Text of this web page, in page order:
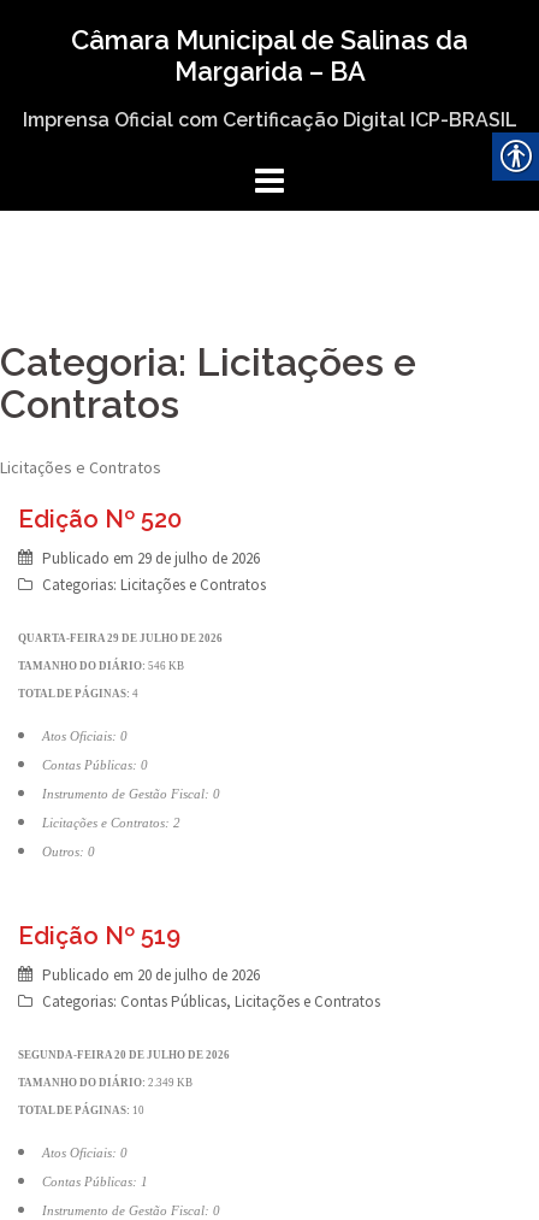
Câmara Municipal de Salinas da
Margarida – BA
Imprensa Oficial com Certificação Digital ICP-BRASIL
Categoria: Licitações e
Contratos
Licitações e Contratos
Edição Nº 520
Publicado em 29 de julho de 2026
Categorias: Licitações e Contratos
QUARTA-FEIRA 29 DE JULHO DE 2026
TAMANHO DO DIÁRIO: 546 KB
TOTAL DE PÁGINAS: 4
Atos Oficiais: 0
Contas Públicas: 0
Instrumento de Gestão Fiscal: 0
Licitações e Contratos: 2
Outros: 0
Edição Nº 519
Publicado em 20 de julho de 2026
Categorias: Contas Públicas, Licitações e Contratos
SEGUNDA-FEIRA 20 DE JULHO DE 2026
TAMANHO DO DIÁRIO: 2.349 KB
TOTAL DE PÁGINAS: 10
Atos Oficiais: 0
Contas Públicas: 1
Instrumento de Gestão Fiscal: 0